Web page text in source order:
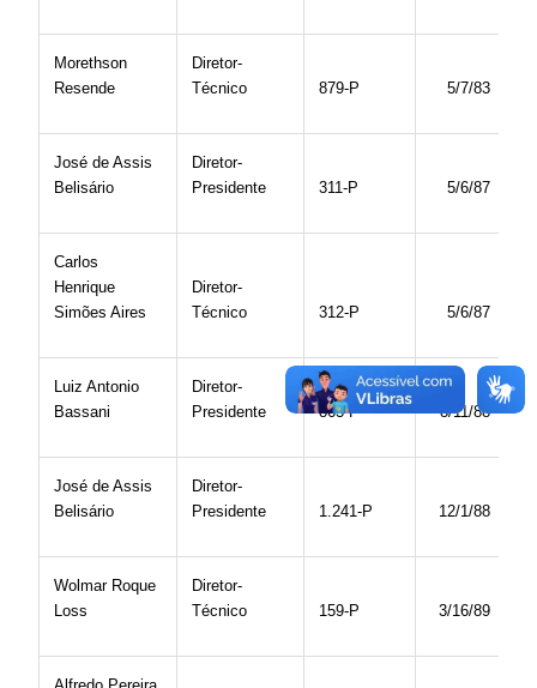
Morethson
Resende
Diretor-
Técnico
879-P 5/7/83
José de Assis
Belisário
Diretor-
Presidente
311-P 5/6/87
Carlos
Henrique
Simões Aires
Diretor-
Técnico
312-P 5/6/87
Luiz Antonio
Bassani
Diretor-
Presidente
863-P 8/11/88
José de Assis
Belisário
Diretor-
Presidente
1.241-P 12/1/88
Wolmar Roque
Loss
Diretor-
Técnico
159-P 3/16/89